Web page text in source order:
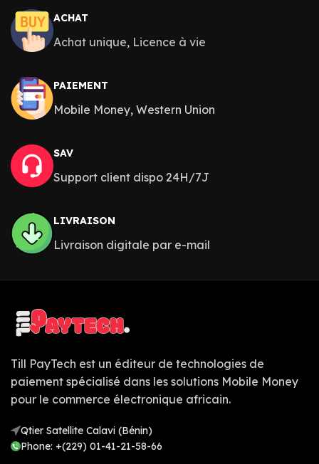
ACHAT
Achat unique, Licence à vie
PAIEMENT
Mobile Money, Western Union
SAV
Support client dispo 24H/7J
LIVRAISON
Livraison digitale par e-mail
Till PayTech est un éditeur de technologies de
paiement spécialisé dans les solutions Mobile Money
pour le commerce électronique africain.
Qtier Satellite Calavi (Bénin)
Phone: +(229) 01-41-21-58-66